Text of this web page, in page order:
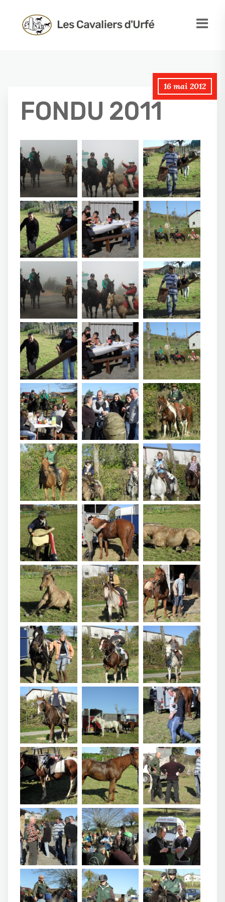
16 mai 2012
FONDU 2011